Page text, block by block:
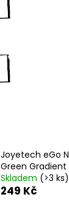
Joyetech eGo
Green Gradient
Skladem (>3 ks)
249 Kč